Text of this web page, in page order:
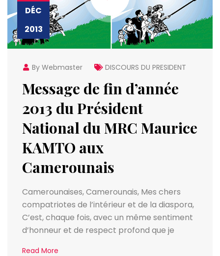
DÉC
2013
By Webmaster DISCOURS DU PRESIDENT
Message de fin d’année
2013 du Président
National du MRC Maurice
KAMTO aux
Camerounais
Camerounaises, Camerounais, Mes chers
compatriotes de l’intérieur et de la diaspora,
C’est, chaque fois, avec un même sentiment
d’honneur et de respect profond que je
Read More